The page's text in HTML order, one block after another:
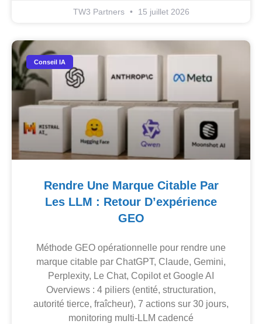
TW3 Partners 15 juillet 2026
Conseil IA
Rendre Une Marque Citable Par
Les LLM : Retour D’expérience
GEO
Méthode GEO opérationnelle pour rendre une
marque citable par ChatGPT, Claude, Gemini,
Perplexity, Le Chat, Copilot et Google AI
Overviews : 4 piliers (entité, structuration,
autorité tierce, fraîcheur), 7 actions sur 30 jours,
monitoring multi-LLM cadencé